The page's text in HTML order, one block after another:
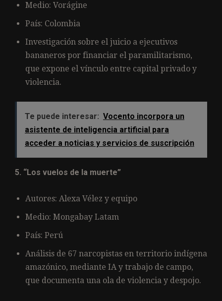
Medio: Vorágine
País: Colombia
Investigación sobre el juicio a ejecutivos
bananeros por financiar el paramilitarismo,
que expone el vínculo entre capital privado y
violencia.
Te puede interesar: Vocento incorpora un
asistente de inteligencia artificial para
acceder a noticias y servicios de suscripción
5. “Los vuelos de la muerte”
Autores: Alexa Vélez y equipo
Medio: Mongabay Latam
País: Perú
Análisis de 67 narcopistas en territorio indígena
amazónico, mediante IA y trabajo de campo,
que documenta una ola de violencia y despojo.